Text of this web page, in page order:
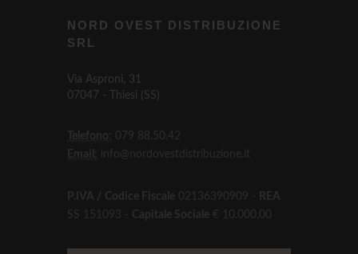
NORD OVEST DISTRIBUZIONE
SRL
Via Asproni, 31
07047 - Thiesi (SS)
Telefono:
079 88.50.42
Email:
info@nordovestdistribuzione.it
P.IVA / Codice Fiscale 02136390909 -
REA
SS 151093 - Capitale Sociale € 10.000,00